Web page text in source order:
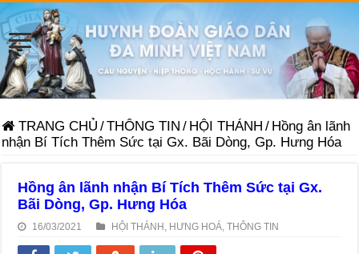
TRANG CHỦ /THÔNG TIN / HỘI THÁNH / Hồng ân lãnh
nhận Bí Tích Thêm Sức tại Gx. Bãi Dòng, Gp. Hưng Hóa
Hồng ân lãnh nhận Bí Tích Thêm Sức tại Gx.
Bãi Dòng, Gp. Hưng Hóa
16/03/2021 HỘI THÁNH HƯNG HOÁ ,THÔNG TIN